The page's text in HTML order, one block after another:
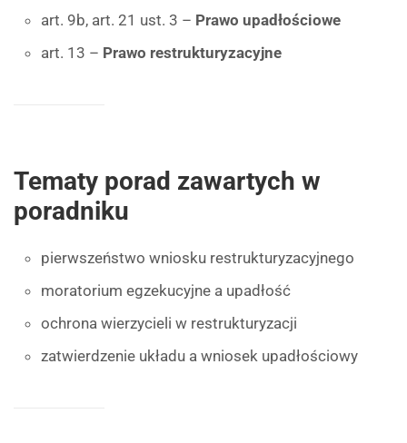
art. 9b, art. 21 ust. 3 – Prawo upadłościowe
art. 13 – Prawo restrukturyzacyjne
Tematy porad zawartych w
poradniku
pierwszeństwo wniosku restrukturyzacyjnego
moratorium egzekucyjne a upadłość
ochrona wierzycieli w restrukturyzacji
zatwierdzenie układu a wniosek upadłościowy